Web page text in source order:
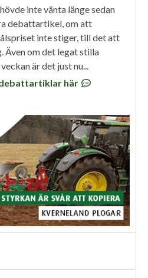
inte vänta länge sedan
debattartikel, om att
inte stiger, till det att
Även om det legat stilla
är det just nu...
debattartiklar här